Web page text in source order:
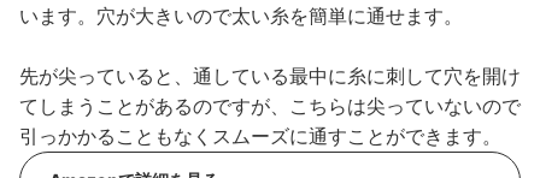
います。穴が大きいので太い糸を簡単に通せます。
先が尖っていると、通している最中に糸に刺して穴を開け
てしまうことがあるのですが、こちらは尖っていないので
引っかかることもなくスムーズに通すことができます。